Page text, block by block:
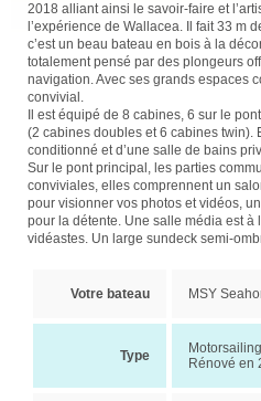
2018 alliant ainsi le savoir-faire et
l’expérience de Wallacea. Il fait 33 m
c’est un beau bateau en bois à la
totalement pensé par des plongeurs
navigation. Avec ses grands espaces
convivial.
Il est équipé de 8 cabines, 6 sur le
(2 cabines doubles et 6 cabines twin).
conditionné et d’une salle de bains
Sur le pont principal, les parties
conviviales, elles comprennent un
pour visionner vos photos et vidéos,
pour la détente. Une salle média est
vidéastes. Un large sundeck semi-
Votre bateau MSY
Type
Rénové en